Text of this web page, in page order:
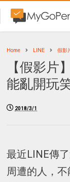
Home LINE 假影
【假影片
能亂開玩
2018/3/1
最近LINE傳
周遭的人，